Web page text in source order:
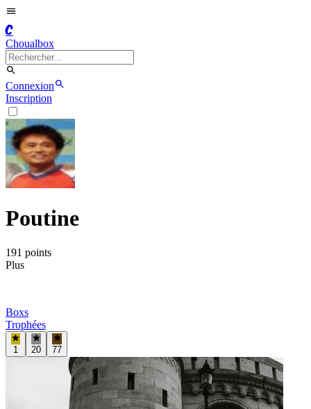
C
Choualbox
Connexion
Inscription
Poutine
191 points
Plus
Boxs
Trophées
1 20 77